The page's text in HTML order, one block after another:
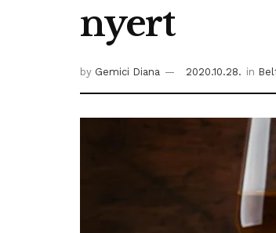
nyert
by Gemici Diana 2020.10.28. in